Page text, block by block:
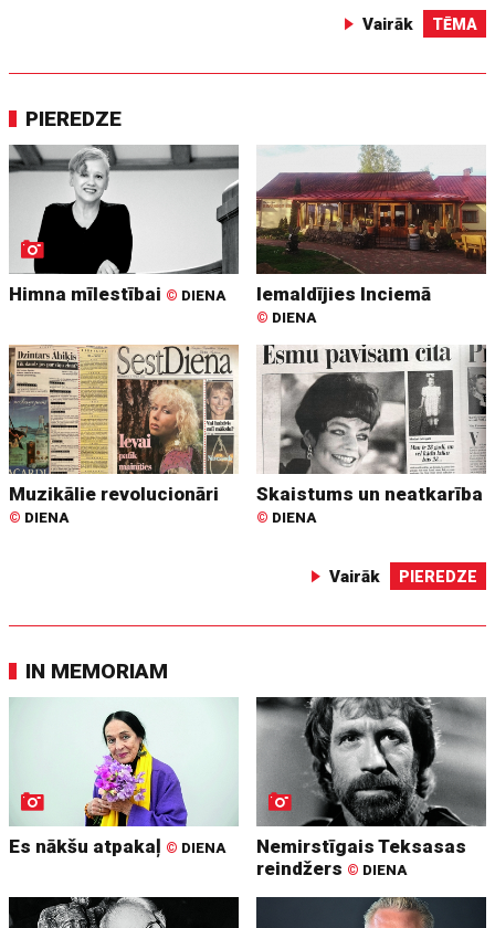
Vairāk TĒMA
PIEREDZE
Himna mīlestībai © DIENA Iemaldījies Inciemā
© DIENA
Muzikālie revolucionāri
© DIENA
Skaistums un neatkarība
© DIENA
Vairāk PIEREDZE
IN MEMORIAM
Es nākšu atpakaļ © DIENA
Nemirstīgais Teksasas
reindžers © DIENA